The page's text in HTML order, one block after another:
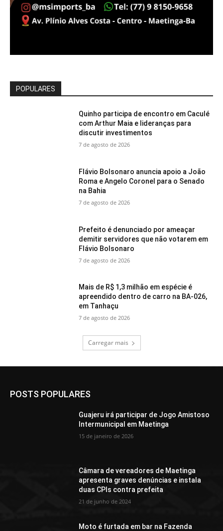
POPULARES
Quinho participa de encontro em Caculé
com Arthur Maia e lideranças para
discutir investimentos
7 de agosto de 2026
Flávio Bolsonaro anuncia apoio a João
Roma e Angelo Coronel para o Senado
na Bahia
7 de agosto de 2026
Prefeito é denunciado por ameaçar
demitir servidores que não votarem em
Flávio Bolsonaro
7 de agosto de 2026
Mais de R$ 1,3 milhão em espécie é
apreendido dentro de carro na BA-026,
em Tanhaçu
7 de agosto de 2026
Carregar mais
POSTS POPULARES
Guajeru irá participar de Jogo Amistoso
Intermunicipal em Maetinga
15 de janeiro de 2026
Câmara de vereadores de Maetinga
apresenta graves denúncias e instala
duas CPIs contra prefeita
21 de junho de 2024
Moto é furtada em bar na Fazenda